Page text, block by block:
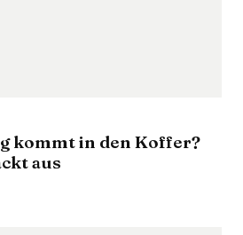
kommt in den Koffer?
aus